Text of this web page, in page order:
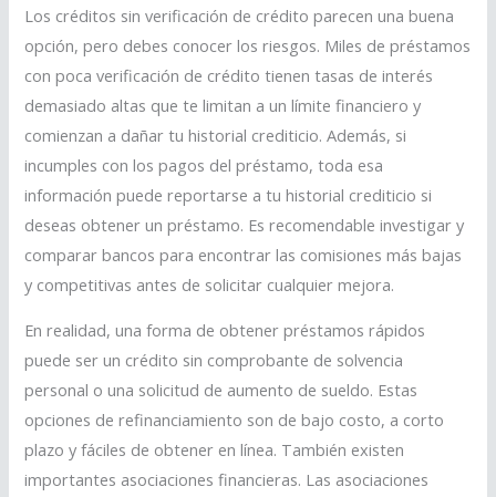
Los créditos sin verificación de crédito parecen una buena
opción, pero debes conocer los riesgos. Miles de préstamos
con poca verificación de crédito tienen tasas de interés
demasiado altas que te limitan a un límite financiero y
comienzan a dañar tu historial crediticio. Además, si
incumples con los pagos del préstamo, toda esa
información puede reportarse a tu historial crediticio si
deseas obtener un préstamo. Es recomendable investigar y
comparar bancos para encontrar las comisiones más bajas
y competitivas antes de solicitar cualquier mejora.
En realidad, una forma de obtener préstamos rápidos
puede ser un crédito sin comprobante de solvencia
personal o una solicitud de aumento de sueldo. Estas
opciones de refinanciamiento son de bajo costo, a corto
plazo y fáciles de obtener en línea. También existen
importantes asociaciones financieras. Las asociaciones